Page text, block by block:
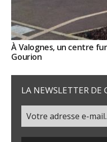
À Valognes, un centre
Gourion
LA NEWSLETTER DE